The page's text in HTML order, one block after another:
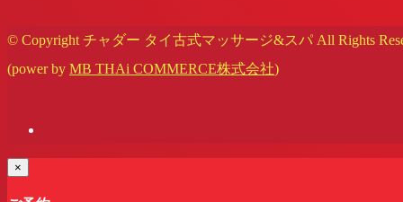
© Copyright チャダー タイ古式マッサージ&スパ All Rights
(power by MB THAi COMMERCE株式会社)
×